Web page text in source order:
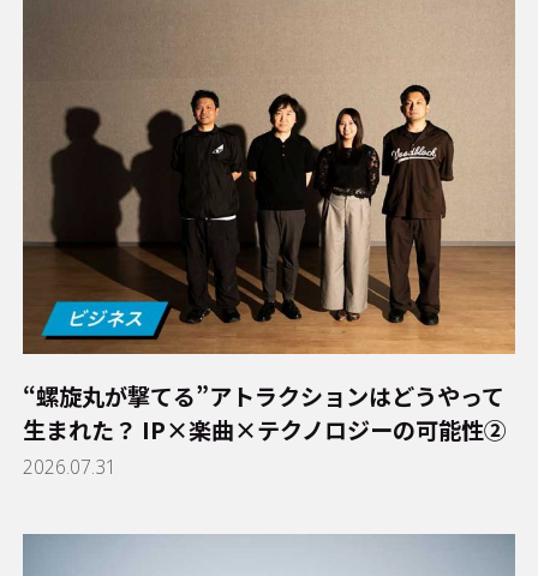
“螺旋丸が撃てる”アトラクションはどうやって
生まれた？ IP×楽曲×テクノロジーの可能性②
2026.07.31